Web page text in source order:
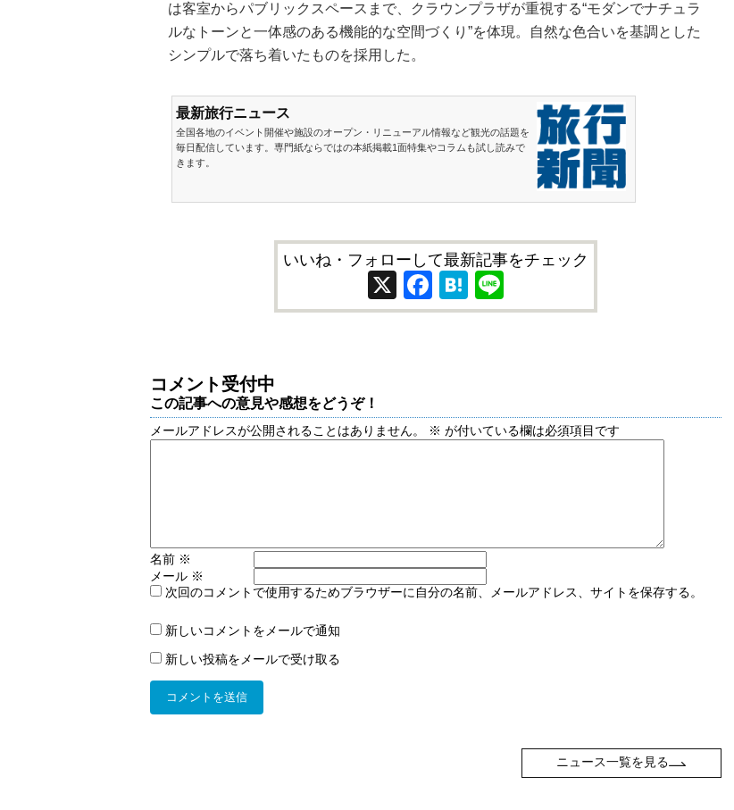
は客室からパブリックスペースまで、クラウンプラザが重視する“モダンでナチュラ
ルなトーンと一体感のある機能的な空間づくり”を体現。自然な色合いを基調とした
シンプルで落ち着いたものを採用した。
最新旅行ニュース
全国各地のイベント開催や施設のオープン・リニューアル情報など観光の話題を
毎日配信しています。専門紙ならではの本紙掲載1面特集やコラムも試し読みで
きます。
いいね・フォローして最新記事をチェック
X Facebook
Hatena
コメント受付中
この記事への意見や感想をどうぞ！
メールアドレスが公開されることはありません。 ※ が付いている欄は必須項目です
名前 ※
メール ※
次回のコメントで使用するためブラウザーに自分の名前、メールアドレス、サイトを保存する。
新しいコメントをメールで通知
新しい投稿をメールで受け取る
ニュース一覧を見る